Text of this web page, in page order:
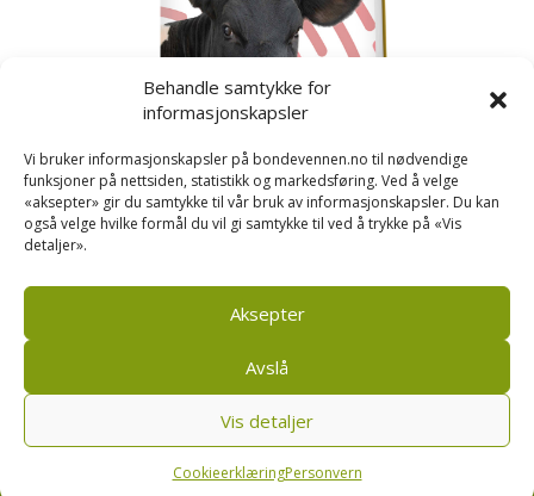
Behandle samtykke for
informasjonskapsler
Vi bruker informasjonskapsler på bondevennen.no til nødvendige
funksjoner på nettsiden, statistikk og markedsføring. Ved å velge
«aksepter» gir du samtykke til vår bruk av informasjonskapsler. Du kan
også velge hvilke formål du vil gi samtykke til ved å trykke på «Vis
detaljer».
Aksepter
Avslå
Vis detaljer
CookieerklæringPersonvern
Kusignal
Bondevennen SA, Pb 208, sentrum, 4001 Stavanger
Personvern og cookies regler